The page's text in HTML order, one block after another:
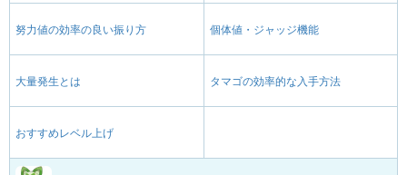
努力値の効率の良い振り方 個体値・ジャッジ機能
大量発生とは タマゴの効率的な入手方法
おすすめレベル上げ